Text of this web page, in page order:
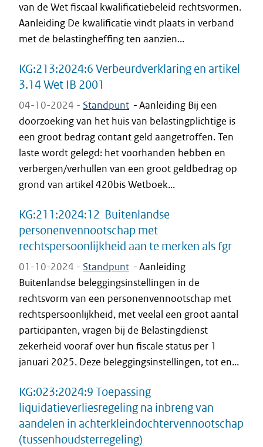
van de Wet fiscaal kwalificatiebeleid rechtsvormen.
Aanleiding De kwalificatie vindt plaats in verband
met de belastingheffing ten aanzien...
KG:213:2024:6 Verbeurdverklaring en artikel
3.14 Wet IB 2001
04-10-2024 - Standpunt -Aanleiding Bij een
doorzoeking van het huis van belastingplichtige is
een groot bedrag contant geld aangetroffen. Ten
laste wordt gelegd: het voorhanden hebben en
verbergen/verhullen van een groot geldbedrag op
grond van artikel 420bis Wetboek...
KG:211:2024:12 Buitenlandse
personenvennootschap met
rechtspersoonlijkheid aan te merken als fgr
01-10-2024 - Standpunt -Aanleiding
Buitenlandse beleggingsinstellingen in de
rechtsvorm van een personenvennootschap met
rechtspersoonlijkheid, met veelal een groot aantal
participanten, vragen bij de Belastingdienst
zekerheid vooraf over hun fiscale status per 1
januari 2025. Deze beleggingsinstellingen, tot en...
KG:023:2024:9 Toepassing
liquidatieverliesregeling na inbreng van
aandelen in achterkleindochtervennootschap
(tussenhoudsterregeling)